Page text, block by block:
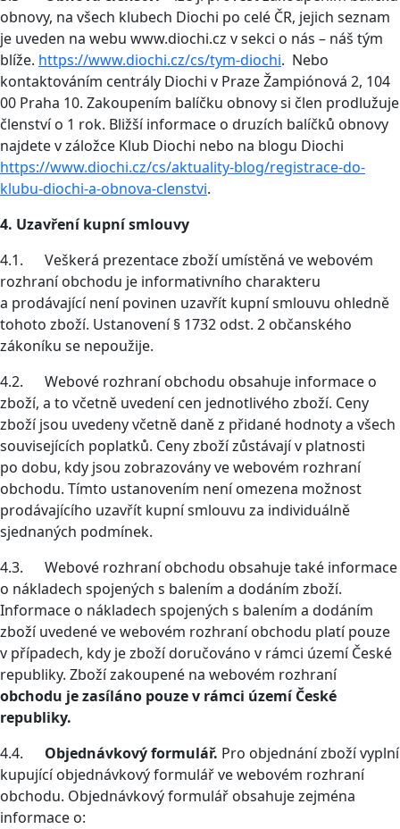
obnovy, na všech klubech Diochi po celé ČR, jejich seznam
je uveden na webu www.diochi.cz v sekci o nás – náš tým
blíže. https://www.diochi.cz/cs/tym-diochi. Nebo
kontaktováním centrály Diochi v Praze Žampiónová 2, 104
00 Praha 10. Zakoupením balíčku obnovy si člen prodlužuje
členství o 1 rok. Bližší informace o druzích balíčků obnovy
najdete v záložce Klub Diochi nebo na blogu Diochi
https://www.diochi.cz/cs/aktuality-blog/registrace-do-
klubu-diochi-a-obnova-clenstvi.
4. Uzavření kupní smlouvy
4.1. Veškerá prezentace zboží umístěná ve webovém
rozhraní obchodu je informativního charakteru
a prodávající není povinen uzavřít kupní smlouvu ohledně
tohoto zboží. Ustanovení § 1732 odst. 2 občanského
zákoníku se nepoužije.
4.2. Webové rozhraní obchodu obsahuje informace o
zboží, a to včetně uvedení cen jednotlivého zboží. Ceny
zboží jsou uvedeny včetně daně z přidané hodnoty a všech
souvisejících poplatků. Ceny zboží zůstávají v platnosti
po dobu, kdy jsou zobrazovány ve webovém rozhraní
obchodu. Tímto ustanovením není omezena možnost
prodávajícího uzavřít kupní smlouvu za individuálně
sjednaných podmínek.
4.3. Webové rozhraní obchodu obsahuje také informace
o nákladech spojených s balením a dodáním zboží.
Informace o nákladech spojených s balením a dodáním
zboží uvedené ve webovém rozhraní obchodu platí pouze
v případech, kdy je zboží doručováno v rámci území České
republiky. Zboží zakoupené na webovém rozhraní
obchodu je zasíláno pouze v rámci území České
republiky.
4.4. Objednávkový formulář. Pro objednání zboží vyplní
kupující objednávkový formulář ve webovém rozhraní
obchodu. Objednávkový formulář obsahuje zejména
informace o: